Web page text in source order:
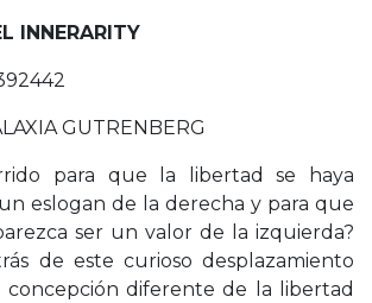
INNERARITY
GUTRENBERG
para que la libertad se haya
eslogan de la derecha y para que
ser un valor de la izquierda?
de este curioso desplazamiento
concepción diferente de la libertad